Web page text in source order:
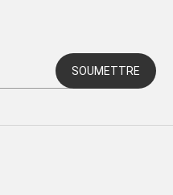
SOUMETTRE